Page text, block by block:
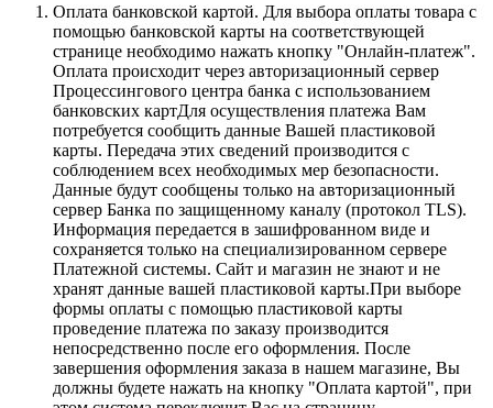
Оплата банковской картой. Для выбора оплаты товара с
помощью банковской карты на соответствующей
странице необходимо нажать кнопку "Онлайн-платеж".
Оплата происходит через авторизационный сервер
Процессингового центра банка с использованием
банковских картДля осуществления платежа Вам
потребуется сообщить данные Вашей пластиковой
карты. Передача этих сведений производится с
соблюдением всех необходимых мер безопасности.
Данные будут сообщены только на авторизационный
сервер Банка по защищенному каналу (протокол TLS).
Информация передается в зашифрованном виде и
сохраняется только на специализированном сервере
Платежной системы. Сайт и магазин не знают и не
хранят данные вашей пластиковой карты.При выборе
формы оплаты с помощью пластиковой карты
проведение платежа по заказу производится
непосредственно после его оформления. После
завершения оформления заказа в нашем магазине, Вы
должны будете нажать на кнопку "Оплата картой", при